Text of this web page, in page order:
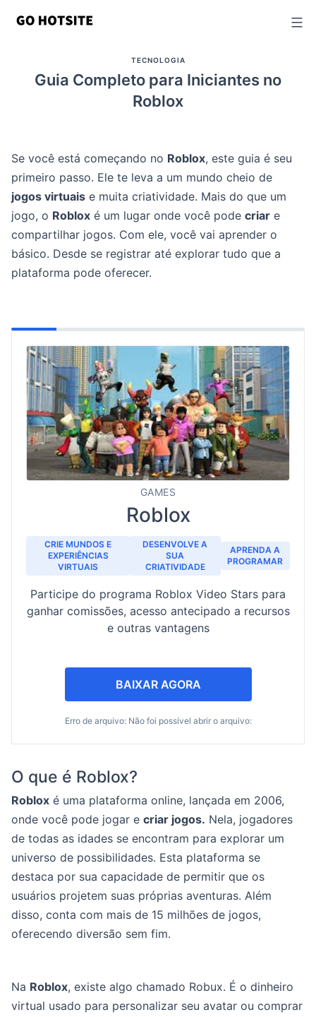
conteúdo
TECNOLOGIA
Guia Completo para Iniciantes no
Roblox
Se você está começando no Roblox, este guia é seu
primeiro passo. Ele te leva a um mundo cheio de
jogos virtuais e muita criatividade. Mais do que um
jogo, o Roblox é um lugar onde você pode criar e
compartilhar jogos. Com ele, você vai aprender o
básico. Desde se registrar até explorar tudo que a
plataforma pode oferecer.
GAMES
Roblox
CRIE MUNDOS E
EXPERIÊNCIAS
VIRTUAIS
DESENVOLVE A
SUA
CRIATIVIDADE
APRENDA A
PROGRAMAR
Participe do programa Roblox Video Stars para
ganhar comissões, acesso antecipado a recursos
e outras vantagens
BAIXAR AGORA
Erro de arquivo: Não foi possível abrir o arquivo:
O que é Roblox?
Roblox é uma plataforma online, lançada em 2006,
onde você pode jogar e criar jogos. Nela, jogadores
de todas as idades se encontram para explorar um
universo de possibilidades. Esta plataforma se
destaca por sua capacidade de permitir que os
usuários projetem suas próprias aventuras. Além
disso, conta com mais de 15 milhões de jogos,
oferecendo diversão sem fim.
Na Roblox, existe algo chamado Robux. É o dinheiro
virtual usado para personalizar seu avatar ou comprar